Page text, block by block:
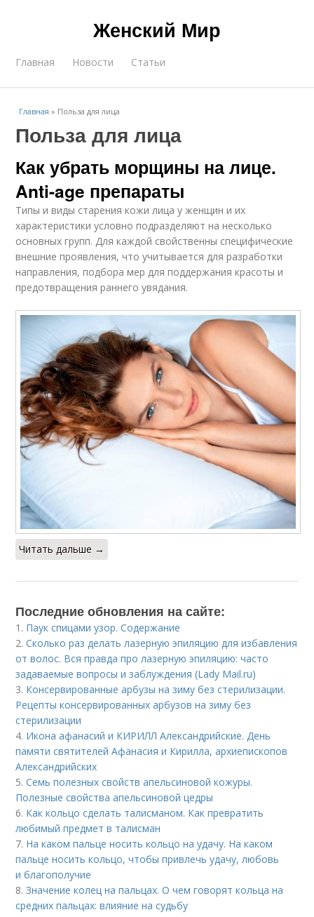
Женский Мир
Главная Новости Статьи
Главная » Польза для лица
Польза для лица
Как убрать морщины на лице.
Anti-age препараты
Типы и виды старения кожи лица у женщин и их
характеристики условно подразделяют на несколько
основных групп. Для каждой свойственны специфические
внешние проявления, что учитывается для разработки
направления, подбора мер для поддержания красоты и
предотвращения раннего увядания.
Читать дальше →
Последние обновления на сайте:
1. Паук спицами узор. Содержание
2.Сколько раз делать лазерную эпиляцию для избавления
от волос. Вся правда про лазерную эпиляцию: часто
задаваемые вопросы и заблуждения (Lady Mail.ru)
3. Консервированные арбузы на зиму без стерилизации.
Рецепты консервированных арбузов на зиму без
стерилизации
4. Икона афанасий и КИРИЛЛ Александрийские. День
памяти святителей Афанасия и Кирилла, архиепископов
Александрийских
5.Семь полезных свойств апельсиновой кожуры.
Полезные свойства апельсиновой цедры
6. Как кольцо сделать талисманом. Как превратить
любимый предмет в талисман
7. На каком пальце носить кольцо на удачу. На каком
пальце носить кольцо, чтобы привлечь удачу, любовь
и благополучие
8.Значение колец на пальцах. О чем говорят кольца на
средних пальцах: влияние на судьбу